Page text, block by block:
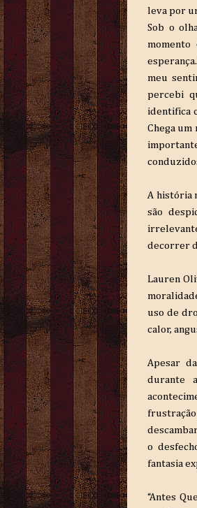
leva por
Sob o
meu
percebi
identifica
Chega
A história
são
decorrer
Lauren
uso de
calor,
Apesar
durante
o
fantasia
“Antes